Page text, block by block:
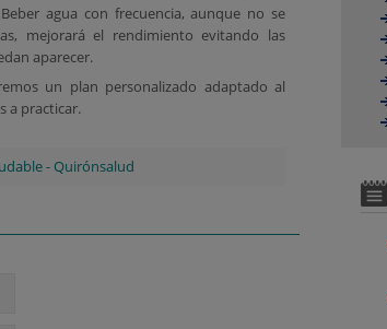
agua con frecuencia, aunque no se
mejorará el rendimiento evitando las
aparecer.
un plan personalizado adaptado al
a practicar.
-Quirónsalud